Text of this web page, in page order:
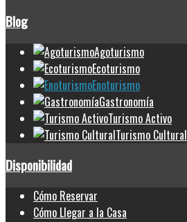
Blog
Agoturismo
Ecoturismo
Enoturismo
Gastronomía
Turismo Activo
Turismo Cultural
Disponibilidad
Cómo Reservar
Cómo Llegar a la Casa